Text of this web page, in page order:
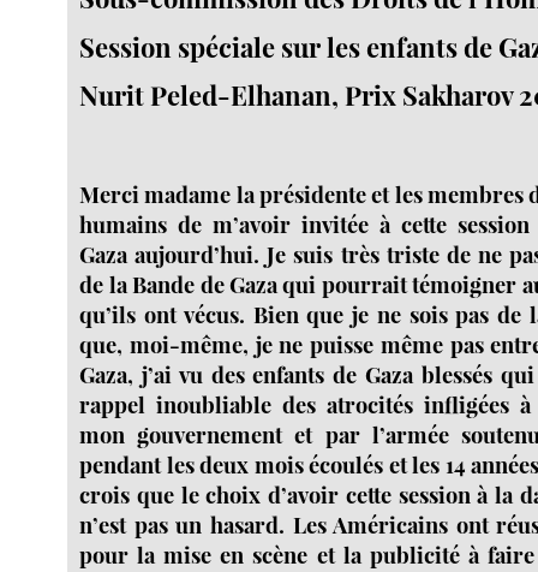
Session spéciale sur les enfants de
Nurit Peled-Elhanan, Prix Sakharov
Merci madame la présidente et les membres
humains de m’avoir invitée à cette
Gaza aujourd’hui. Je suis très triste de ne
de la Bande de Gaza qui pourrait témoigner
qu’ils ont vécus. Bien que je ne sois pas de
que, moi-même, je ne puisse même pas
Gaza, j’ai vu des enfants de Gaza blessés
rappel inoubliable des atrocités infligées à
mon gouvernement et par l’armée
pendant les deux mois écoulés et les 14
crois que le choix d’avoir cette session à la
n’est pas un hasard. Les Américains ont
pour la mise en scène et la publicité à